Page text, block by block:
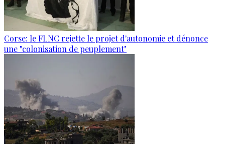
Corse: le FLNC rejette le projet d'autonomie et dénonce
une "colonisation de peuplement"